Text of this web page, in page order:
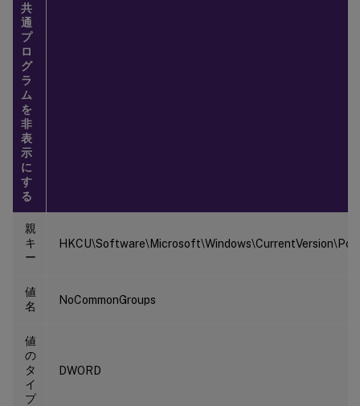
共
通
プ
ロ
グ
ラ
ム
を
非
表
示
に
す
る
親
キ
ー
値
名
NoCommonGroups
値
の
タ
イ
プ
DWORD